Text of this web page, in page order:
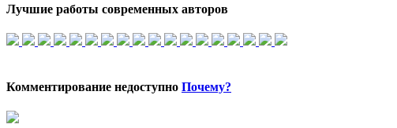
Лучшие работы современных авторов
Комментирование недоступно Почему?